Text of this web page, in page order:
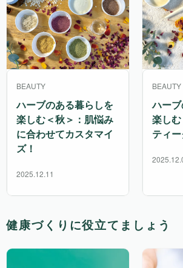
BEAUTY
ハーブのある暮らしを
楽しむ＜秋＞：肌悩み
に合わせてカスタマイ
ズ！
2025.12.11
BEAUTY
ハー
楽し
ティ
健康づくりに役立てましょう